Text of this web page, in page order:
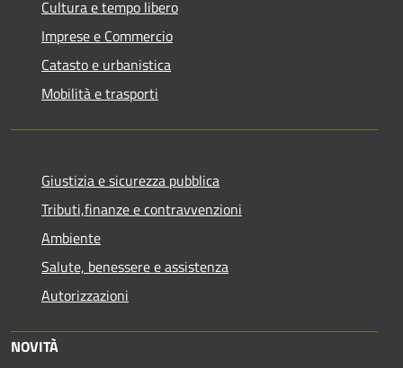
Cultura e tempo libero
Imprese e Commercio
Catasto e urbanistica
Mobilità e trasporti
Giustizia e sicurezza pubblica
Tributi,finanze e contravvenzioni
Ambiente
Salute, benessere e assistenza
Autorizzazioni
NOVITÀ